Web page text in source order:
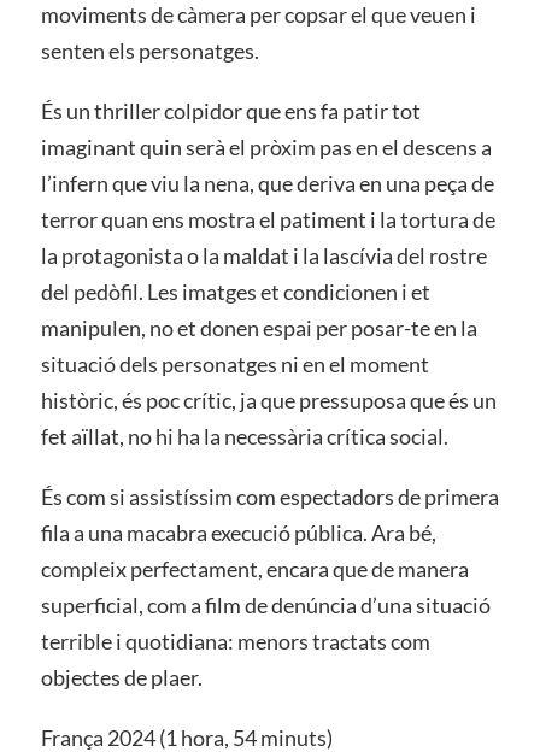
moviments de càmera per copsar el que veuen i
senten els personatges.
És un thriller colpidor que ens fa patir tot
imaginant quin serà el pròxim pas en el descens a
l’infern que viu la nena, que deriva en una peça de
terror quan ens mostra el patiment i la tortura de
la protagonista o la maldat i la lascívia del rostre
del pedòfil. Les imatges et condicionen i et
manipulen, no et donen espai per posar-te en la
situació dels personatges ni en el moment
històric, és poc crític, ja que pressuposa que és un
fet aïllat, no hi ha la necessària crítica social.
És com si assistíssim com espectadors de primera
fila a una macabra execució pública. Ara bé,
compleix perfectament, encara que de manera
superficial, com a film de denúncia d’una situació
terrible i quotidiana: menors tractats com
objectes de plaer.
França 2024 (1 hora, 54 minuts)